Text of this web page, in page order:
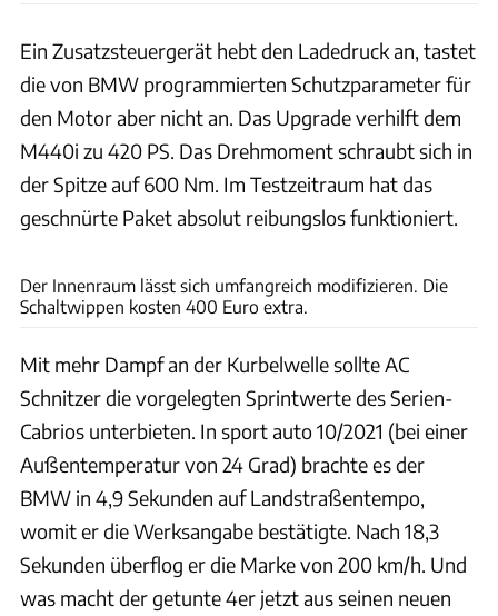
Ein Zusatzsteuergerät hebt den Ladedruck an, tastet
die von BMW programmierten Schutzparameter für
den Motor aber nicht an. Das Upgrade verhilft dem
M440i zu 420 PS. Das Drehmoment schraubt sich in
der Spitze auf 600 Nm. Im Testzeitraum hat das
geschnürte Paket absolut reibungslos funktioniert.
Der Innenraum lässt sich umfangreich modifizieren. Die
Schaltwippen kosten 400 Euro extra.
Mit mehr Dampf an der Kurbelwelle sollte AC
Schnitzer die vorgelegten Sprintwerte des Serien-
Cabrios unterbieten. In sport auto 10/2021 (bei einer
Außentemperatur von 24 Grad) brachte es der
BMW in 4,9 Sekunden auf Landstraßentempo,
womit er die Werksangabe bestätigte. Nach 18,3
Sekunden überflog er die Marke von 200 km/h. Und
was macht der getunte 4er jetzt aus seinen neuen